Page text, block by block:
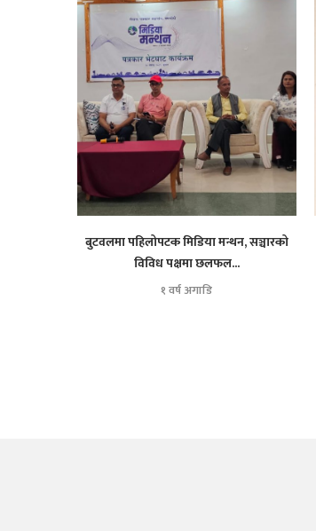
बुटवलमा पहिलोपटक मिडिया मन्थन, सञ्चारको
विविध पक्षमा छलफल...
१ वर्ष अगाडि